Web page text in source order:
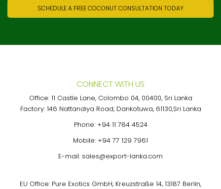
SCHEDULE A FREE COCONUT CONSULTATION TODAY
CONNECT WITH US
Office: 11 Castle Lane, Colombo 04, 00400, Sri Lanka
Factory: 146 Nattandiya Road, Dankotuwa, 61130,Sri Lanka
Phone: +94 11 784 4524
Mobile: +94 77 129 7961
E-mail: sales@export-lanka.com
EU Office: Pure Exotics GmbH, Kreuzstraße 14, 13187 Berlin,